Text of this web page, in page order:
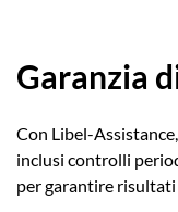
Garanzia
Con Libel-
inclusi controlli
per garantire